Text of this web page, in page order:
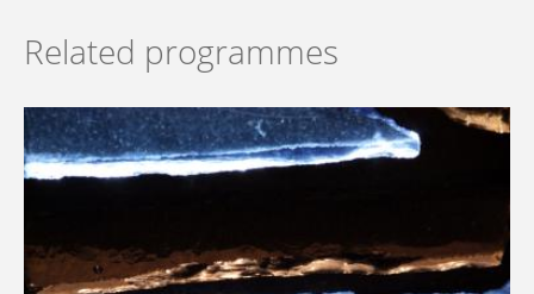
Related programmes